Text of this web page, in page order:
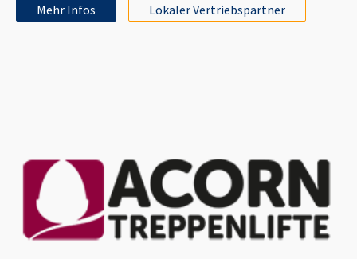
Mehr Infos Lokaler Vertriebspartner